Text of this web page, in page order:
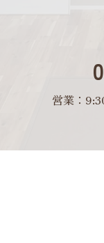
営業：